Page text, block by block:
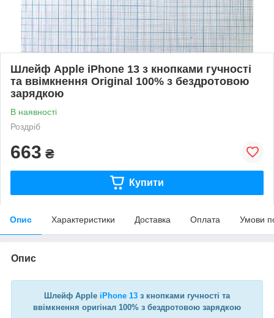
Шлейф Apple iPhone 13 з кнопками гучності
та ввімкнення Original 100% з бездротовою
зарядкою
В наявності
Роздріб
663 ₴
Купити
Опис Характеристики Доставка Оплата Умови
Опис
Шлейф Apple iPhone 13 з кнопками гучності та
ввімкнення оригінал 100% з бездротовою зарядкою